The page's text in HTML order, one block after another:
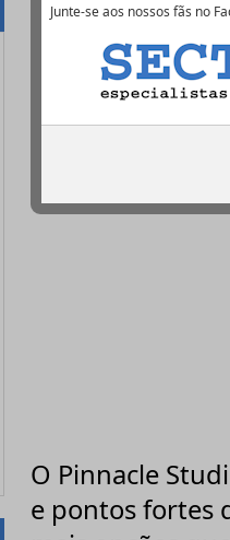
Pinnacle
Fabricante:
O Pinnacle
e pontos fortes
Junte-se aos nossos fãs no